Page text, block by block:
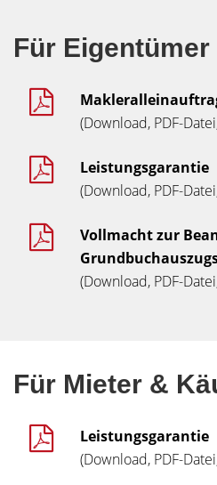
Für Eigentümer
(Download, PDF-
Leistungsgarantie
(Download, PDF-
Vollmacht zur
(Download, PDF-
Für Mieter &
Leistungsgarantie
(Download, PDF-